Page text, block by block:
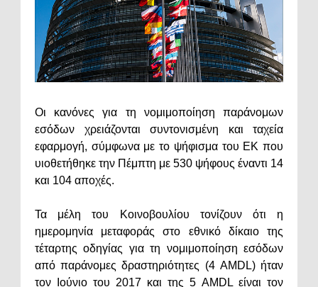
Οι κανόνες για τη νομιμοποίηση παράνομων
εσόδων χρειάζονται συντονισμένη και ταχεία
εφαρμογή, σύμφωνα με το ψήφισμα του ΕΚ που
υιοθετήθηκε την Πέμπτη με 530 ψήφους έναντι 14
και 104 αποχές.
Τα μέλη του Κοινοβουλίου τονίζουν ότι η
ημερομηνία μεταφοράς στο εθνικό δίκαιο της
τέταρτης οδηγίας για τη νομιμοποίηση εσόδων
από παράνομες δραστηριότητες (4 AMDL) ήταν
τον Ιούνιο του 2017 και της 5 AMDL είναι τον